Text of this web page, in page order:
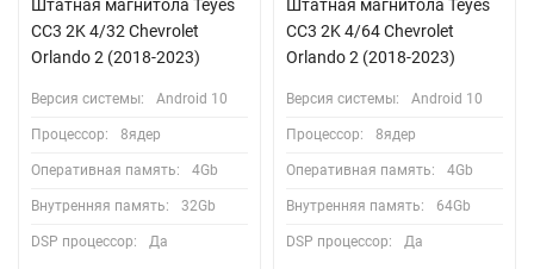
Штатная магнитола Teyes
CC3 2K 4/32 Chevrolet
Orlando 2 (2018-2023)
Версия системы: Android 10
Процессор: 8ядер
Оперативная память: 4Gb
Внутренняя память: 32Gb
DSP процессор: Да
Штатная магнитола Teyes
CC3 2K 4/64 Chevrolet
Orlando 2 (2018-2023)
Версия системы: Android 10
Процессор: 8ядер
Оперативная память: 4Gb
Внутренняя память: 64Gb
DSP процессор: Да